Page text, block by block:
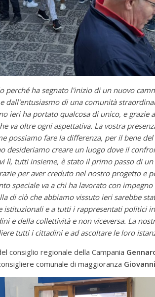
perché ha segnato l'inizio di un nuovo
dall'entusiasmo di una comunità
ieri ha portato qualcosa di unico, e grazie
va oltre ogni aspettativa. La vostra
possiamo fare la differenza, per il bene
desideriamo creare un luogo dove il
lì, tutti insieme, è stato il primo passo di
per aver creduto nel nostro progetto e
speciale va a chi ha lavorato con impegno
di ciò che abbiamo vissuto ieri sarebbe
e a tutti i rappresentati politici
e della collettività e non viceversa. La
tutti i cittadini e ad ascoltare le loro
consiglio regionale della Campania
comunale di maggioranza